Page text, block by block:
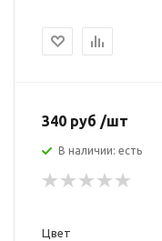
340 руб /шт
В наличии: есть
Цвет